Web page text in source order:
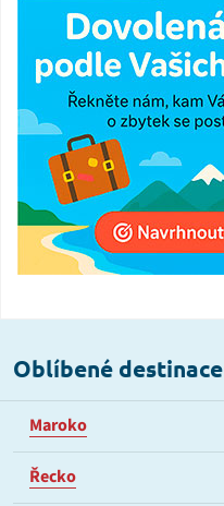
Oblíbené destinace
Maroko
Řecko